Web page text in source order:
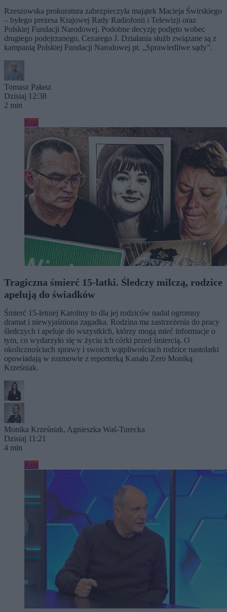
Rzeszowska prokuratura zabezpieczyła majątek Macieja Świrskiego
– byłego prezesa Krajowej Rady Radiofonii i Telewizji oraz
Polskiej Fundacji Narodowej. Podobne decyzję podjęto wobec
drugiego podejrzanego, Cezarego J. Działania służb związane są z
kampanią Polskiej Fundacji Narodowej pt. „Sprawiedliwe sądy”.
Tomasz Pałasz
Dzisiaj 12:38
2 min
Kraj
Tragiczna śmierć 15-latki. Śledczy milczą, rodzice
apelują do świadków
Śmierć 15-letniej Karoliny to dla jej rodziców nadal ogromny
dramat i niewyjaśniona zagadka. Rodzina ma zastrzeżenia do pracy
śledczych i apeluje do wszystkich, którzy mogą mieć informacje o
tym, co wydarzyło się w życiu ich córki przed śmiercią. O
okolicznościach sprawy i swoich wątpliwościach rodzice nastolatki
opowiadają w rozmowie z reporterką Kanału Zero Moniką
Krześniak.
Monika Krześniak, Agnieszka Waś-Turecka
Dzisiaj 11:21
4 min
Kraj